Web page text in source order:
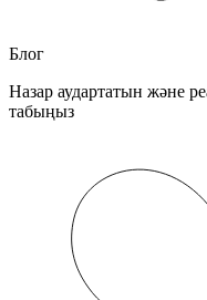
Блог
Назар аудартатын және
табыңыз